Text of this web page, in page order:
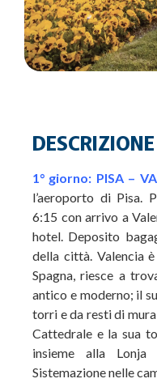
1° giorno: PISA –
l’aeroporto di Pisa.
6:15 con arrivo a
hotel. Deposito
della città. Valencia
Spagna, riesce a
antico e moderno; il
torri e da resti di
Cattedrale e la sua
insieme alla
Sistemazione nelle